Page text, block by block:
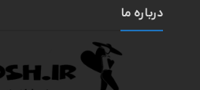
درباره ما